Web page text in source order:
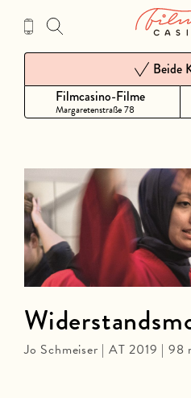
Inhalt
Filmcasino-Filme
Margaretenstraße 78
Beide
Jo Schmeiser | AT 2019 | 98